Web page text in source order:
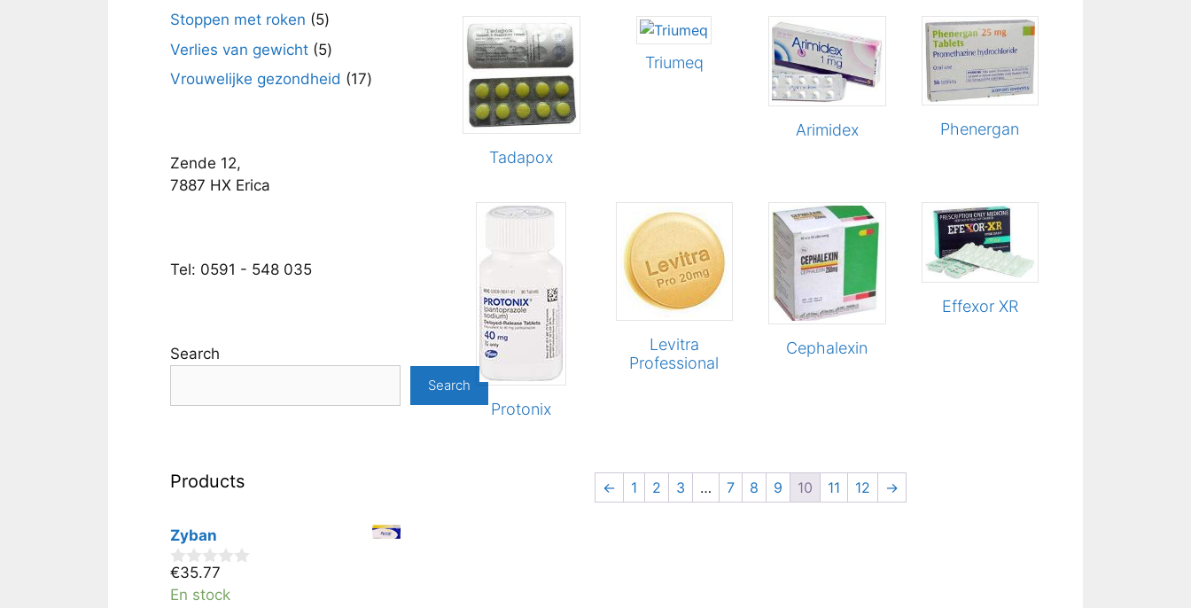
Tadapox
Triumeq
Arimidex Phenergan
Protonix
Levitra
Professional
Cephalexin
Effexor XR
← 1 2 3 … 7 8 9 10 11 12 →
producten
Stoppen met roken 55
producten
Verlies van gewicht 55
producten
Vrouwelijke gezondheid 1717
Zende 12,
7887 HX Erica
Tel: 0591 - 548 035
Search
Search
Products
Zyban
0
v
€35.77
En stock